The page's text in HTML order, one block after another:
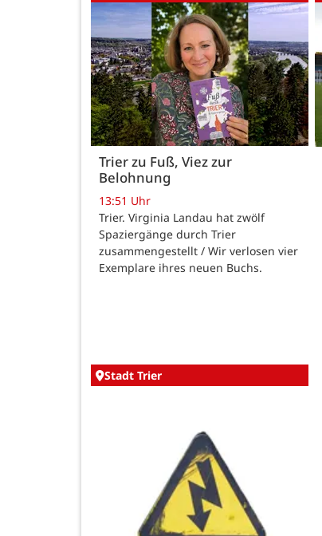
Trier zu Fuß, Viez zur
Belohnung
13:51 Uhr
Trier. Virginia Landau hat zwölf
Spaziergänge durch Trier
zusammengestellt / Wir verlosen vier
Exemplare ihres neuen Buchs.
Stadt Trier